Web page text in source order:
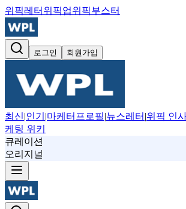
위픽레터 위픽업위픽부스터
로그인 회원가입
최신|인기 |마케터프로필|뉴스레터 |위픽 인
케팅 위키
큐레이션
오리지널